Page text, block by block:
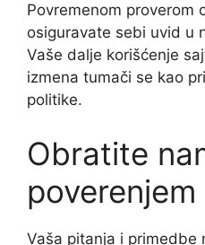
Povremenom proverom
osiguravate sebi uvid u
Vaše dalje korišćenje
izmena tumači se kao
politike.
Obratite
poverenjem
Vaša pitanja i primedbe